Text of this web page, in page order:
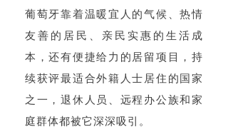
葡萄牙靠着温暖宜人的气候、热情
友善的居民、亲民实惠的生活成
本，还有便捷给力的居留项目，持
续获评最适合外籍人士居住的国家
之一，退休人员、远程办公族和家
庭群体都被它深深吸引。